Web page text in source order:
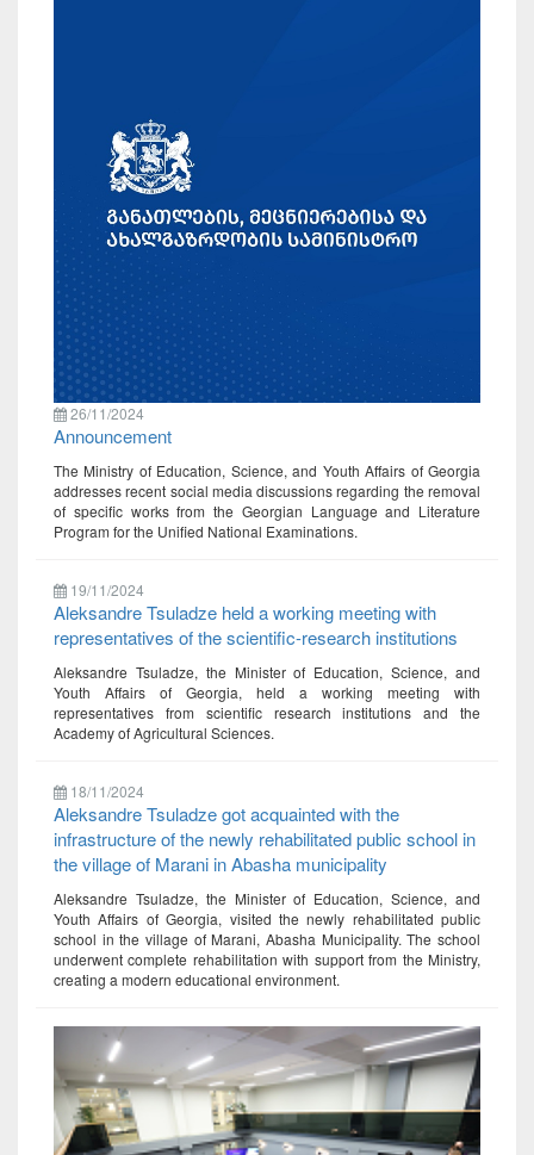
26/11/2024
Announcement
The Ministry of Education, Science, and Youth Affairs of Georgia
addresses recent social media discussions regarding the removal
of specific works from the Georgian Language and Literature
Program for the Unified National Examinations.
19/11/2024
Aleksandre Tsuladze held a working meeting with
representatives of the scientific-research institutions
Aleksandre Tsuladze, the Minister of Education, Science, and
Youth Affairs of Georgia, held a working meeting with
representatives from scientific research institutions and the
Academy of Agricultural Sciences.
18/11/2024
Aleksandre Tsuladze got acquainted with the
infrastructure of the newly rehabilitated public school in
the village of Marani in Abasha municipality
Aleksandre Tsuladze, the Minister of Education, Science, and
Youth Affairs of Georgia, visited the newly rehabilitated public
school in the village of Marani, Abasha Municipality. The school
underwent complete rehabilitation with support from the Ministry,
creating a modern educational environment.